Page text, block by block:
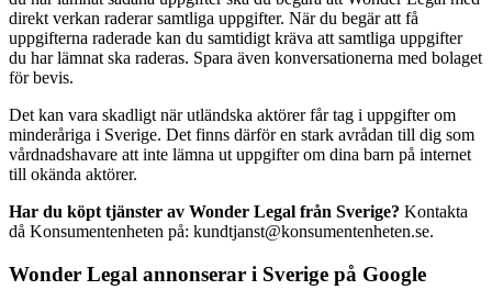
direkt verkan raderar samtliga uppgifter. När du begär att få
uppgifterna raderade kan du samtidigt kräva att samtliga uppgifter
du har lämnat ska raderas. Spara även konversationerna med bolaget
för bevis.
Det kan vara skadligt när utländska aktörer får tag i uppgifter om
minderåriga i Sverige. Det finns därför en stark avrådan till dig som
vårdnadshavare att inte lämna ut uppgifter om dina barn på internet
till okända aktörer.
Har du köpt tjänster av Wonder Legal från Sverige? Kontakta
då Konsumentenheten på: kundtjanst@konsumentenheten.se.
Wonder Legal annonserar i Sverige på Google